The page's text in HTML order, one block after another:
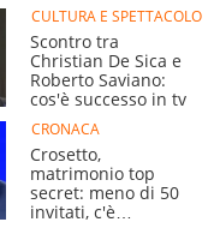
CULTURA E SPETTACOLO
Scontro tra
Christian De Sica e
Roberto Saviano:
cos'è successo in tv
CRONACA
Crosetto,
matrimonio top
secret: meno di 50
invitati, c'è